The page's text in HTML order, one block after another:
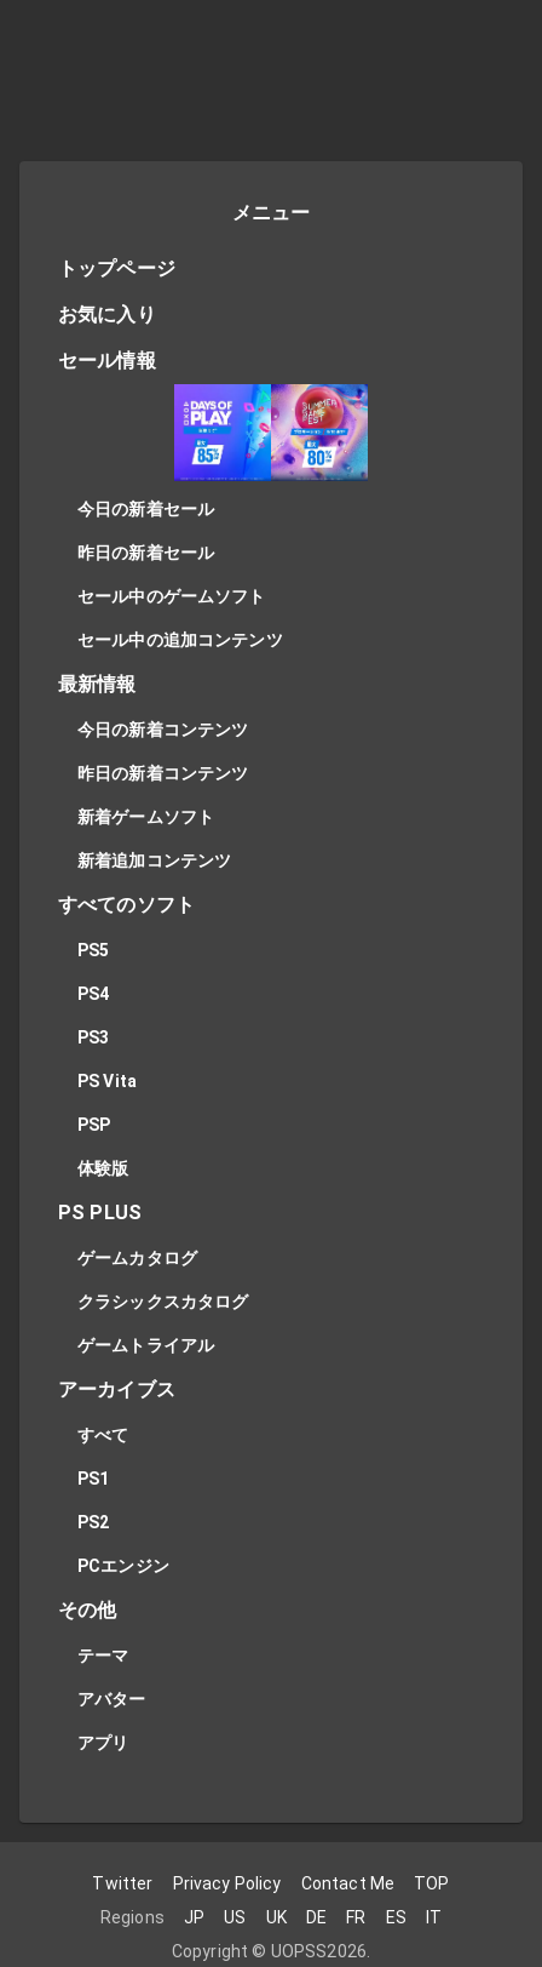
メニュー
トップページ
お気に入り
セール情報
今日の新着セール
昨日の新着セール
セール中のゲームソフト
セール中の追加コンテンツ
最新情報
今日の新着コンテンツ
昨日の新着コンテンツ
新着ゲームソフト
新着追加コンテンツ
すべてのソフト
PS5
PS4
PS3
PS Vita
PSP
体験版
PS PLUS
ゲームカタログ
クラシックスカタログ
ゲームトライアル
アーカイブス
すべて
PS1
PS2
PCエンジン
その他
テーマ
アバター
アプリ
Twitter Privacy Policy Contact Me
TOP
Regions
JP US UK DE FR ES
IT
Copyright © UOPSS2026